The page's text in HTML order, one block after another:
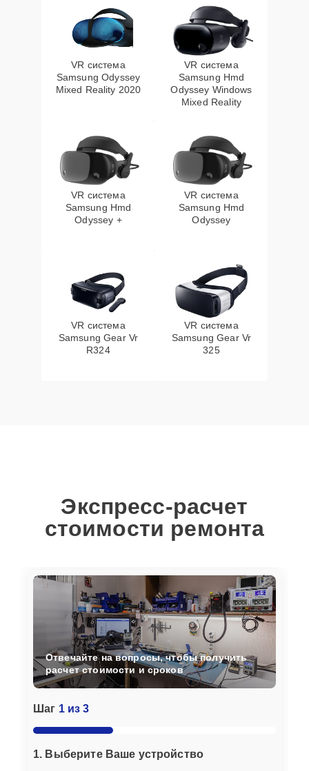
VR система
Samsung Odyssey
Mixed Reality 2020
VR система
Samsung Hmd
Odyssey Windows
Mixed Reality
VR система
Samsung Hmd
Odyssey +
VR система
Samsung Hmd
Odyssey
VR система
Samsung Gear Vr
R324
VR система
Samsung Gear Vr
325
Экспресс-расчет
стоимости ремонта
Шаг 1 из 3
1. Выберите Ваше устройство
Отвечайте на вопросы, чтобы получить
расчет стоимости и сроков